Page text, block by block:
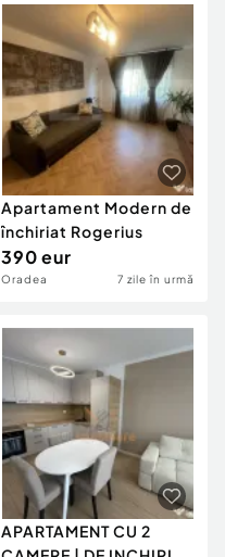
Apartament Modern de
închiriat Rogerius
390 eur
Oradea 7 zile în urmă
APARTAMENT CU 2